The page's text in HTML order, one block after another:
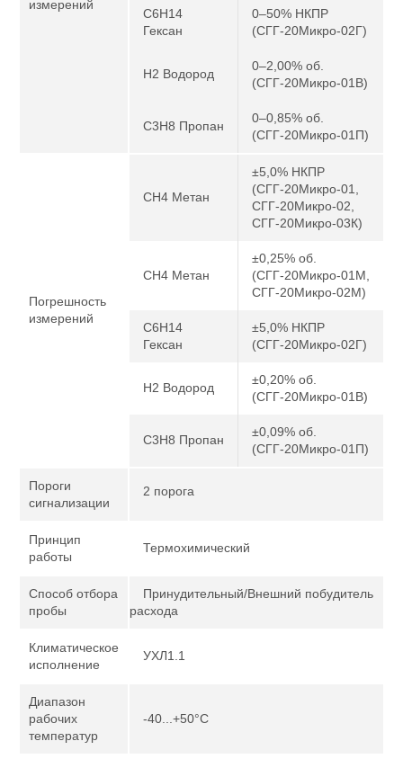
измерений
C6H14
Гексан
0–50% НКПР
(СГГ-20Микро-02Г)
H2 Водород
0–2,00% об.
(СГГ-20Микро-01В)
C3H8 Пропан
0–0,85% об.
(СГГ-20Микро-01П)
Погрешность
измерений
CH4 Метан
±5,0% НКПР
(СГГ-20Микро-01,
СГГ-20Микро-02,
СГГ-20Микро-03К)
CH4 Метан
±0,25% об.
(СГГ-20Микро-01М,
СГГ-20Микро-02М)
C6H14
Гексан
±5,0% НКПР
(СГГ-20Микро-02Г)
H2 Водород
±0,20% об.
(СГГ-20Микро-01В)
C3H8 Пропан
±0,09% об.
(СГГ-20Микро-01П)
Пороги
сигнализации
2 порога
Принцип
работы
Термохимический
Способ отбора
пробы
Принудительный/Внешний побудитель
расхода
Климатическое
исполнение
УХЛ1.1
Диапазон
рабочих
температур
-40...+50°С